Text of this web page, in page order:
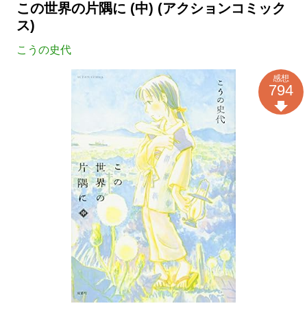
この世界の片隅に (中) (アクションコミック
ス)
こうの史代
感想
794